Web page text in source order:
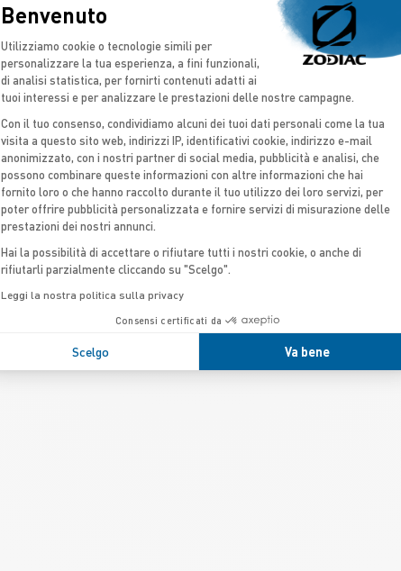
2 anelli da trazione
2 maniglie esterne / 8
Bottaccio deflettore
Catena di sollevamento
Custodia sottopanca /
Gonfiatore a piede
Piastra supporto motore
Plancetta rimovibile
Protezione completa
Valigetta di riparazione
OPZIONI E ACCESSORI
Borsa sotto panchina
Custodia a prua
Indicatore di pressione
Kit installazione su gruette
Scala rigida laterale
MANUALI E
Owner Manual - VOLUME 1
Benvenuto
Piattaforma di Gestione del Consenso:
Utilizziamo cookie o tecnologie simili per
personalizzare la tua esperienza, a fini funzionali,
di analisi statistica, per fornirti contenuti adatti ai
tuoi interessi e per analizzare le prestazioni delle nostre campagne.
Con il tuo consenso, condividiamo alcuni dei tuoi dati personali come la tua
visita a questo sito web, indirizzi IP, identificativi cookie, indirizzo e-mail
anonimizzato, con i nostri partner di social media, pubblicità e analisi, che
possono combinare queste informazioni con altre informazioni che hai
fornito loro o che hanno raccolto durante il tuo utilizzo dei loro servizi, per
poter offrire pubblicità personalizzata e fornire servizi di misurazione delle
prestazioni dei nostri annunci.
Hai la possibilità di accettare o rifiutare tutti i nostri cookie, o anche di
rifiutarli parzialmente cliccando su "Scelgo".
Leggi la nostra politica sulla privacy
Consensi certificati da
Scelgo Va bene
Axeptio consent